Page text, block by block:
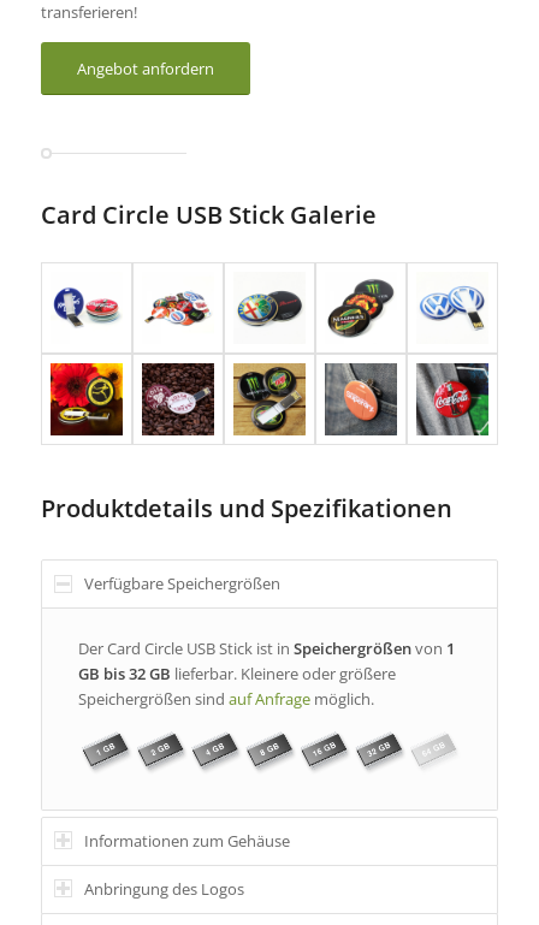
transferieren!
Angebot anfordern
Card Circle USB Stick Galerie
Produktdetails und Spezifikationen
Verfügbare Speichergrößen
Der Card Circle USB Stick ist in Speichergrößenvon 1
GB bis 32 GB lieferbar. Kleinere oder größere
Speichergrößen sind auf Anfragemöglich.
Informationen zum Gehäuse
Anbringung des Logos